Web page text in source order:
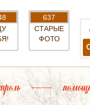
637
СТАРЫЕ
ФОТО
—